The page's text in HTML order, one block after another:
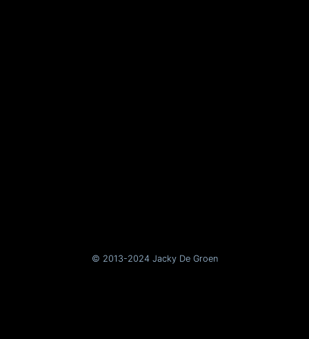
© 2013-2024 Jacky De Groen